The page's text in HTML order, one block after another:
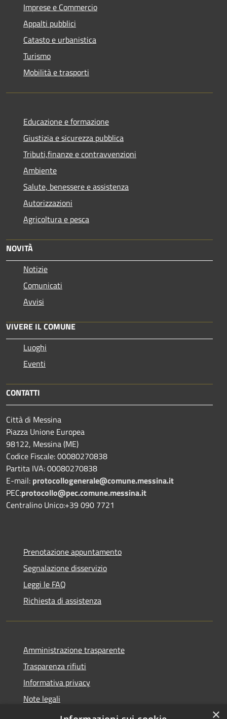
Imprese e Commercio
Appalti pubblici
Catasto e urbanistica
Turismo
Mobilità e trasporti
Educazione e formazione
Giustizia e sicurezza pubblica
Tributi,finanze e contravvenzioni
Ambiente
Salute, benessere e assistenza
Autorizzazioni
Agricoltura e pesca
NOVITÀ
Notizie
Comunicati
Avvisi
VIVERE IL COMUNE
Luoghi
Eventi
CONTATTI
Città di Messina
Piazza Unione Europea
98122, Messina (ME)
Codice Fiscale: 00080270838
Partita IVA: 00080270838
E-mail: protocollogenerale@comune.messina.it
PEC:protocollo@pec.comune.messina.it
Centralino Unico:+39 090 7721
Prenotazione appuntamento
Segnalazione disservizio
Leggi le FAQ
Richiesta di assistenza
Amministrazione trasparente
Trasparenza rifiuti
Informativa privacy
Note legali
Dichiarazione di accessibilità
×